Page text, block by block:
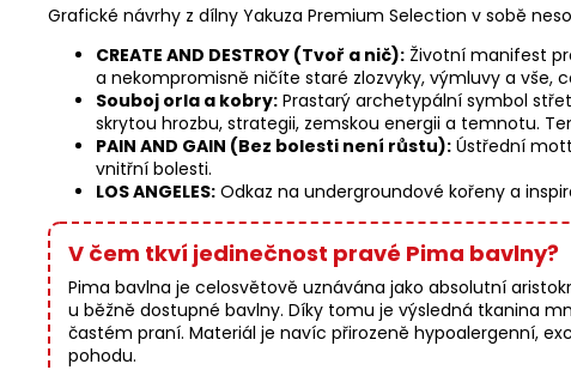
Grafické návrhy z dílny Yakuza Premium Selection v sobě
CREATE AND DESTROY (Tvoř a nič): Životní manifest
a nekompromisně ničíte staré zlozvyky, výmluvy a vše,
Souboj orla a kobry: Prastarý archetypální symbol
skrytou hrozbu, strategii, zemskou energii a temnotu.
PAIN AND GAIN (Bez bolesti není růstu): Ústřední
vnitřní bolesti.
LOS ANGELES: Odkaz na undergroundové kořeny a
V čem tkví jedinečnost pravé Pima bavlny?
Pima bavlna je celosvětově uznávána jako absolutní
u běžně dostupné bavlny. Díky tomu je výsledná tkanina
častém praní. Materiál je navíc přirozeně hypoalergenní,
pohodu.